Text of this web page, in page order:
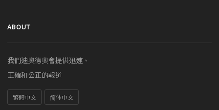
ABOUT
我們迪奧德奧會提供迅速、
正確和公正的報道
繁體中文 简体中文